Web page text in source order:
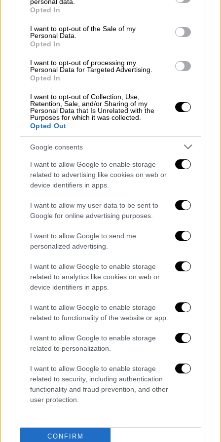
grant or deny consent to Google and its third-party tags to
use your data for below specified purposes in below Google
consent section.
Opted In
I want to opt-out of the Sale of my
Personal Data.
Opted In
I want to opt-out of processing my
Personal Data for Targeted Advertising.
Opted In
I want to opt-out of Collection, Use,
Retention, Sale, and/or Sharing of my
Personal Data that Is Unrelated with the
Purposes for which it was collected.
Opted Out
Google consents
I want to allow Google to enable storage
related to advertising like cookies on web or
device identifiers in apps.
I want to allow my user data to be sent to
Google for online advertising purposes.
I want to allow Google to send me
personalized advertising.
I want to allow Google to enable storage
related to analytics like cookies on web or
device identifiers in apps.
I want to allow Google to enable storage
related to functionality of the website or app.
I want to allow Google to enable storage
related to personalization.
I want to allow Google to enable storage
related to security, including authentication
functionality and fraud prevention, and other
user protection.
CONFIRM
Αξίζει να σημειωθεί πως στην πλειονότητά
τους οι μέδουσες που καταφθάνουν στο
Ισραήλανήκουν σε μεταναστευτικά είδη, που
προέρχονται από τονΙνδικό Ωκεανό και
φθάνουν, όπως πιστεύεται, στην Ανατολική
Οι μέδουσες μπορούν με τα πλοκάμια τους
να τσιμπήσουν και να εγχύσουν στον
άνθρωπο δηλητήριο, το οποίο προκαλεί
συνήθως ήπια έως σοβαρή δυσφορία και σε
σπάνιες περιπτώσεις οδηγεί σε οξύ πόνο ή
ακόμη και στο θάνατο.
δεκαετίες τις ακτές του Ισραήλ στη
Μεσόγειο, οι επιστήμονες γνωρίζουν
ελάχιστα για τους κανόνες ζωής και
μετακίνησής τους και δυσκολεύονται να
προβλέψουν πότε θα εμφανιστούν κοπάδια,
από ποια συγκεκριμένα είδη θα
αποτελούνται και για πόσο διάστημα θα
Στο Ισραήλ οι μέδουσες συνιστούν απειλή
για την ηλεκτροδότηση αφού απορροφώνται
από τους σταθμούς παραγωγής ηλεκτρικής
ενέργειας της χώρας, οι οποίοι
χρησιμοποιούν για την ψύξη τους θαλασσινό
νερό.
Πριν από 6 χρόνια ερευνητές στη Χάιφα
ένας σταθμός παραγωγής ηλεκτρικής